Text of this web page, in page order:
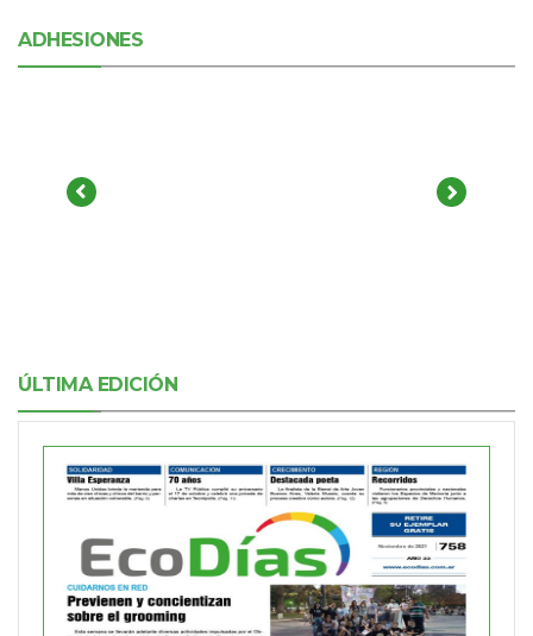
ADHESIONES
ÚLTIMA EDICIÓN